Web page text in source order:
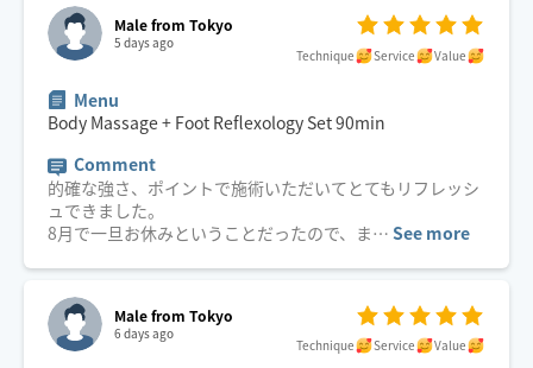
Male from Tokyo
5 days ago
Technique Service Value
Menu
Body Massage + Foot Reflexology Set90min
Comment
的確な強さ、ポイントで施術いただいてとてもリフレッシ
ュできました。
8月で一旦お休みということだったので、ま… See more
Male from Tokyo
6 days ago
Technique Service Value